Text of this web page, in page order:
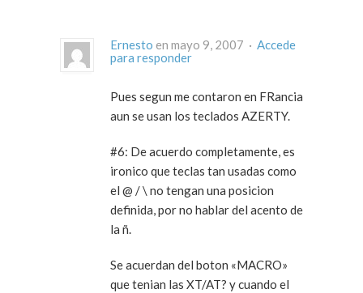
Ernesto en mayo 9, 2007 · Accede
para responder
Pues segun me contaron en FRancia
aun se usan los teclados AZERTY.
#6: De acuerdo completamente, es
ironico que teclas tan usadas como
el @ / \ no tengan una posicion
definida, por no hablar del acento de
la ñ.
Se acuerdan del boton «MACRO»
que tenian las XT/AT? y cuando el